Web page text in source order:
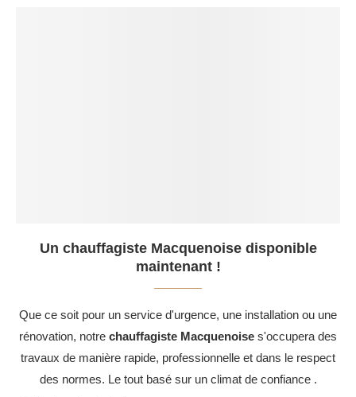
Un chauffagiste Macquenoise disponible
maintenant !
Que ce soit pour un service d'urgence, une installation ou une
rénovation, notre chauffagiste Macquenoise s'occupera des
travaux de manière rapide, professionnelle et dans le respect
des normes. Le tout basé sur un climat de confiance .